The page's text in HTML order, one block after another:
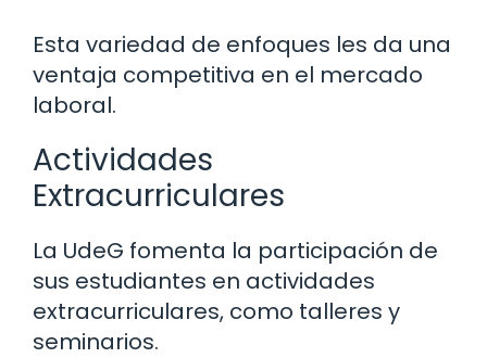
Esta variedad de enfoques les da una
ventaja competitiva en el mercado
laboral.
Actividades
Extracurriculares
La UdeG fomenta la participación de
sus estudiantes en actividades
extracurriculares, como talleres y
seminarios.